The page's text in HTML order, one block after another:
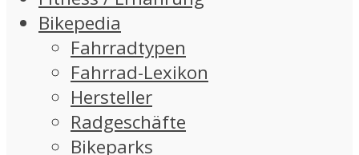
Bikepedia
Fahrradtypen
Fahrrad-Lexikon
Hersteller
Radgeschäfte
Bikeparks